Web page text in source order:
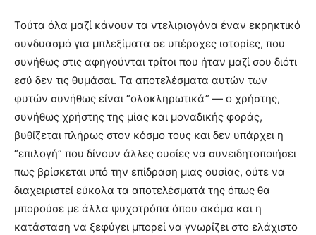
Τούτα όλα μαζί κάνουν τα ντελιριογόνα έναν εκρηκτικό
συνδυασμό για μπλεξίματα σε υπέροχες ιστορίες, που
συνήθως στις αφηγούνται τρίτοι που ήταν μαζί σου διότι
εσύ δεν τις θυμάσαι. Τα αποτελέσματα αυτών των
φυτών συνήθως είναι “ολοκληρωτικά” — ο χρήστης,
συνήθως χρήστης της μίας και μοναδικής φοράς,
βυθίζεται πλήρως στον κόσμο τους και δεν υπάρχει η
“επιλογή” που δίνουν άλλες ουσίες να συνειδητοποιήσει
πως βρίσκεται υπό την επίδραση μιας ουσίας, ούτε να
διαχειριστεί εύκολα τα αποτελέσματά της όπως θα
μπορούσε με άλλα ψυχοτρόπα όπου ακόμα και η
κατάσταση να ξεφύγει μπορεί να γνωρίζει στο ελάχιστο